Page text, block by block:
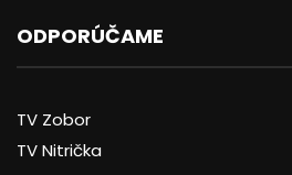
ODPORÚČAME
TV Zobor
TV Nitrička